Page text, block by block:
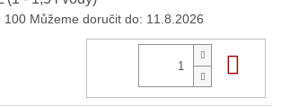
související žlučníkse skládá z
červeného jaspisu a
100 Můžeme doručit do: 11.8.2026